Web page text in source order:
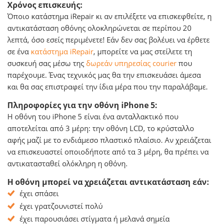
Χρόνος επισκευής:
Όποιο κατάστημα iRepair κι αν επιλέξετε να επισκεφθείτε, η
αντικατάσταση οθόνης ολοκληρώνεται σε περίπου 20
λεπτά, όσο εσείς περιμένετε! Εάν δεν σας βολέυει να έρθετε
σε ένα κατάστημα iRepair, μπορείτε να μας στείλετε τη
συσκευή σας μέσω της δωρεάν υπηρεσίας courier που
παρέχουμε. Ένας τεχνικός μας θα την επισκευάσει άμεσα
και θα σας επιστραφεί την ίδια μέρα που την παραλάβαμε.
Πληροφορίες για την οθόνη iPhone 5:
Η οθόνη του iPhone 5 είναι ένα ανταλλακτικό που
αποτελείται από 3 μέρη: την οθόνη LCD, το κρύσταλλο
αφής μαζί με το ενδιάμεσο πλαστικό πλαίσιο. Αν χρειάζεται
να επισκευαστεί οποιοδήποτε από τα 3 μέρη, θα πρέπει να
αντικατασταθεί ολόκληρη η οθόνη.
Η οθόνη μπορεί να χρειάζεται αντικατάσταση εάν:
έχει σπάσει
έχει γρατζουνιστεί πολύ
έχει παρουσιάσει στίγματα ή μελανά σημεία